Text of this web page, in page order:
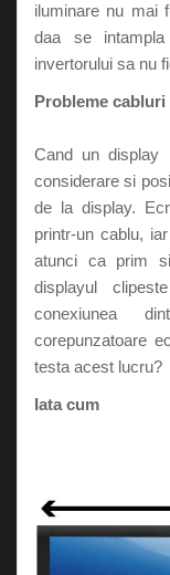
iluminare nu mai
daa se
invertorului sa nu
Probleme cabluri
Cand un display
considerare si
de la display.
printr-un cablu,
atunci ca prim
displayul
conexiunea
corepunzatoare
testa acest lucru?
Iata cum